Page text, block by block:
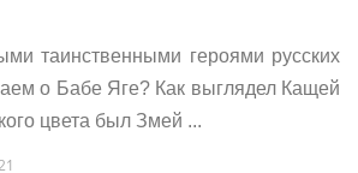
таинственными героями русских
о Бабе Яге? Как выглядел Кащей
цвета был Змей ...